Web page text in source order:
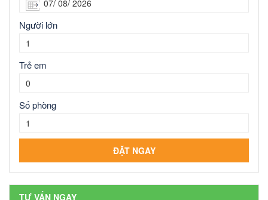
Người lớn
Trẻ em
Số phòng
TƯ VẤN NGAY